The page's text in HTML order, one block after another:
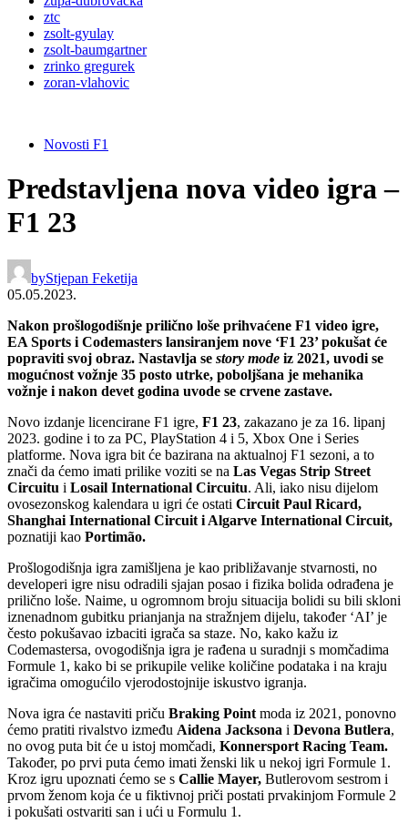
ztc
zsolt-gyulay
zsolt-baumgartner
zrinko gregurek
zoran-vlahovic
Novosti F1
Predstavljena nova video igra –
F1 23
byStjepan Feketija
05.05.2023.
Nakon prošlogodišnje prilično loše prihvaćene F1 video igre,
EA Sports i Codemasters lansiranjem nove ‘F1 23’ pokušat će
popraviti svoj obraz. Nastavlja se story mode iz 2021, uvodi se
mogućnost vožnje 35 posto utrke, poboljšana je mehanika
vožnje i nakon devet godina uvode se crvene zastave.
Novo izdanje licencirane F1 igre, F1 23, zakazano je za 16. lipanj
2023. godine i to za PC, PlayStation 4 i 5, Xbox One i Series
platforme. Nova igra bit će bazirana na aktualnoj F1 sezoni, a to
znači da ćemo imati prilike voziti se na Las Vegas Strip Street
Circuitu i Losail International Circuitu. Ali, iako nisu dijelom
ovosezonskog kalendara u igri će ostati Circuit Paul Ricard,
Shanghai International Circuit i Algarve International Circuit,
poznatiji kao Portimão.
Prošlogodišnja igra zamišljena je kao približavanje stvarnosti, no
developeri igre nisu odradili sjajan posao i fizika bolida odrađena je
prilično loše. Naime, u ogromnom broju situacija bolidi su bili skloni
iznenadnom gubitku prianjanja na stražnjem dijelu, također ‘AI’ je
često pokušavao izbaciti igrača sa staze. No, kako kažu iz
Codemastersa, ovogodišnja igra je rađena u suradnji s momčadima
Formule 1, kako bi se prikupile velike količine podataka i na kraju
igračima omogućilo vjerodostojnije iskustvo igranja.
Nova igra će nastaviti priču Braking Point moda iz 2021, ponovno
ćemo pratiti rivalstvo između Aidena Jacksona i Devona Butlera,
no ovog puta bit će u istoj momčadi, Konnersport Racing Team.
Također, po prvi puta ćemo imati ženski lik u nekoj igri Formule 1.
Kroz igru upoznati ćemo se s Callie Mayer, Butlerovom sestrom i
prvom ženom koja će u fiktivnoj priči postati prvakinjom Formule 2
i pokušati ostvariti san i ući u Formulu 1.